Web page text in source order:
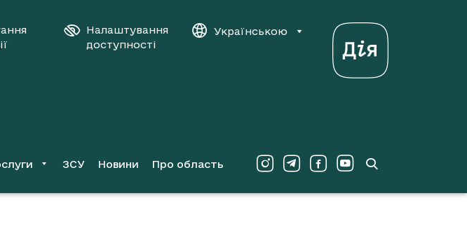
Налаштування
доступності
Українською
ЗСУ Новини Про область